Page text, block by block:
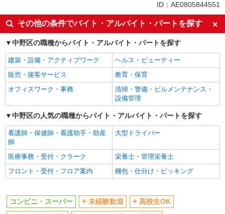
未経験歓迎
高校生OK
フリーター歓迎
ミドル（40代～）活躍中
エルダー（50代～）活躍中
シニア（60代～）活躍中
ボーナス・賞与あり
昇給あり
週2～3日勤務OK
短時間勤務（1日4h以内）OK
扶養内勤務OK
交通費支給
販売・接客サービス
コンビニ・スーパー
同じ特徴から求人を探す
未経験歓迎
高校生OK
週2～3日勤務OK
短時間勤務（1日4h以内）OK
ID：AE0805844551
その他の条件でバイト・アルバイト・パートを探す
中野区の職種からバイト・アルバイト・パートを探す
建築・設備・アクティブワーク
ヘルス・ビューティー
販売・接客サービス
教育・保育
オフィスワーク・事務
清掃・警備・ビルメンテナンス・
設備管理
中野区の人気の職種からバイト・アルバイト・パートを探す
看護師・保健師・看護助手・助産
師
大型ドライバー
医療事務・受付・クラーク
栄養士・管理栄養士
フロント・受付・フロア案内
梱包・仕分け・ピッキング
コンビニ・スーパー 未経験歓迎
高校生OK